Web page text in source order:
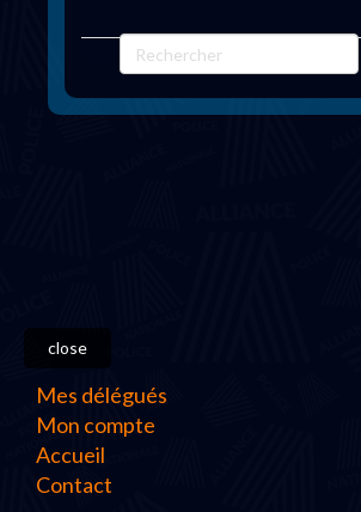
close
Mes délégués
Mon compte
Accueil
Contact